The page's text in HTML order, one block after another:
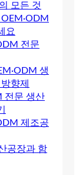
모든 것
요
전문
생
향제
전문 생산
제조공
공장과 함